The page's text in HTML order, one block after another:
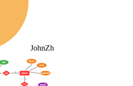
JohnZh